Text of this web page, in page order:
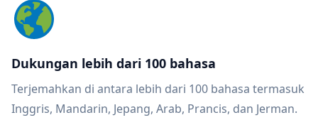
Dukungan lebih dari 100 bahasa
Terjemahkan di antara lebih dari 100 bahasa termasuk
Inggris, Mandarin, Jepang, Arab, Prancis, dan Jerman.